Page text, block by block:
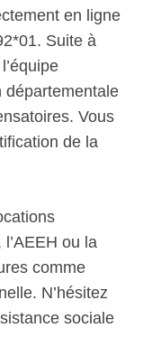
en ligne
Suite à
départementale
Vous
de la
ou la
comme
N’hésitez
sociale